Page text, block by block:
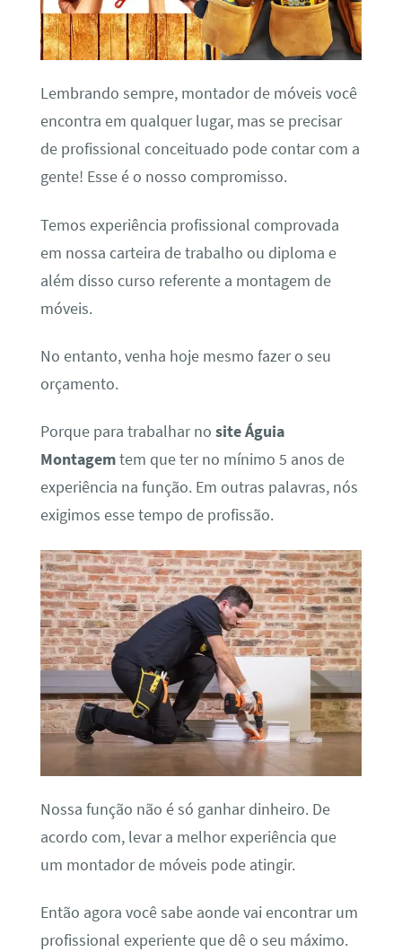
Lembrando sempre, montador de móveis você
encontra em qualquer lugar, mas se precisar
de profissional conceituado pode contar com a
gente! Esse é o nosso compromisso.
Temos experiência profissional comprovada
em nossa carteira de trabalho ou diploma e
além disso curso referente a montagem de
móveis.
No entanto, venha hoje mesmo fazer o seu
orçamento.
Porque para trabalhar no site Águia
Montagemtem que ter no mínimo 5 anos de
experiência na função. Em outras palavras, nós
exigimos esse tempo de profissão.
Nossa função não é só ganhar dinheiro. De
acordo com, levar a melhor experiência que
um montador de móveis pode atingir.
Então agora você sabe aonde vai encontrar um
profissional experiente que dê o seu máximo.